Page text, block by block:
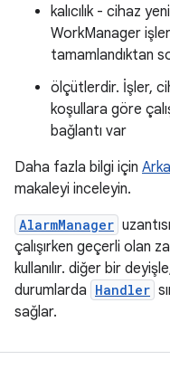
kalıcılık - cihaz
WorkManager
tamamlandıktan
ölçütlerdir. İşler,
koşullara göre
bağlantı var
Daha fazla bilgi için
makaleyi inceleyin.
AlarmManager
çalışırken geçerli olan
kullanılır. diğer bir
durumlarda Handler
sağlar.